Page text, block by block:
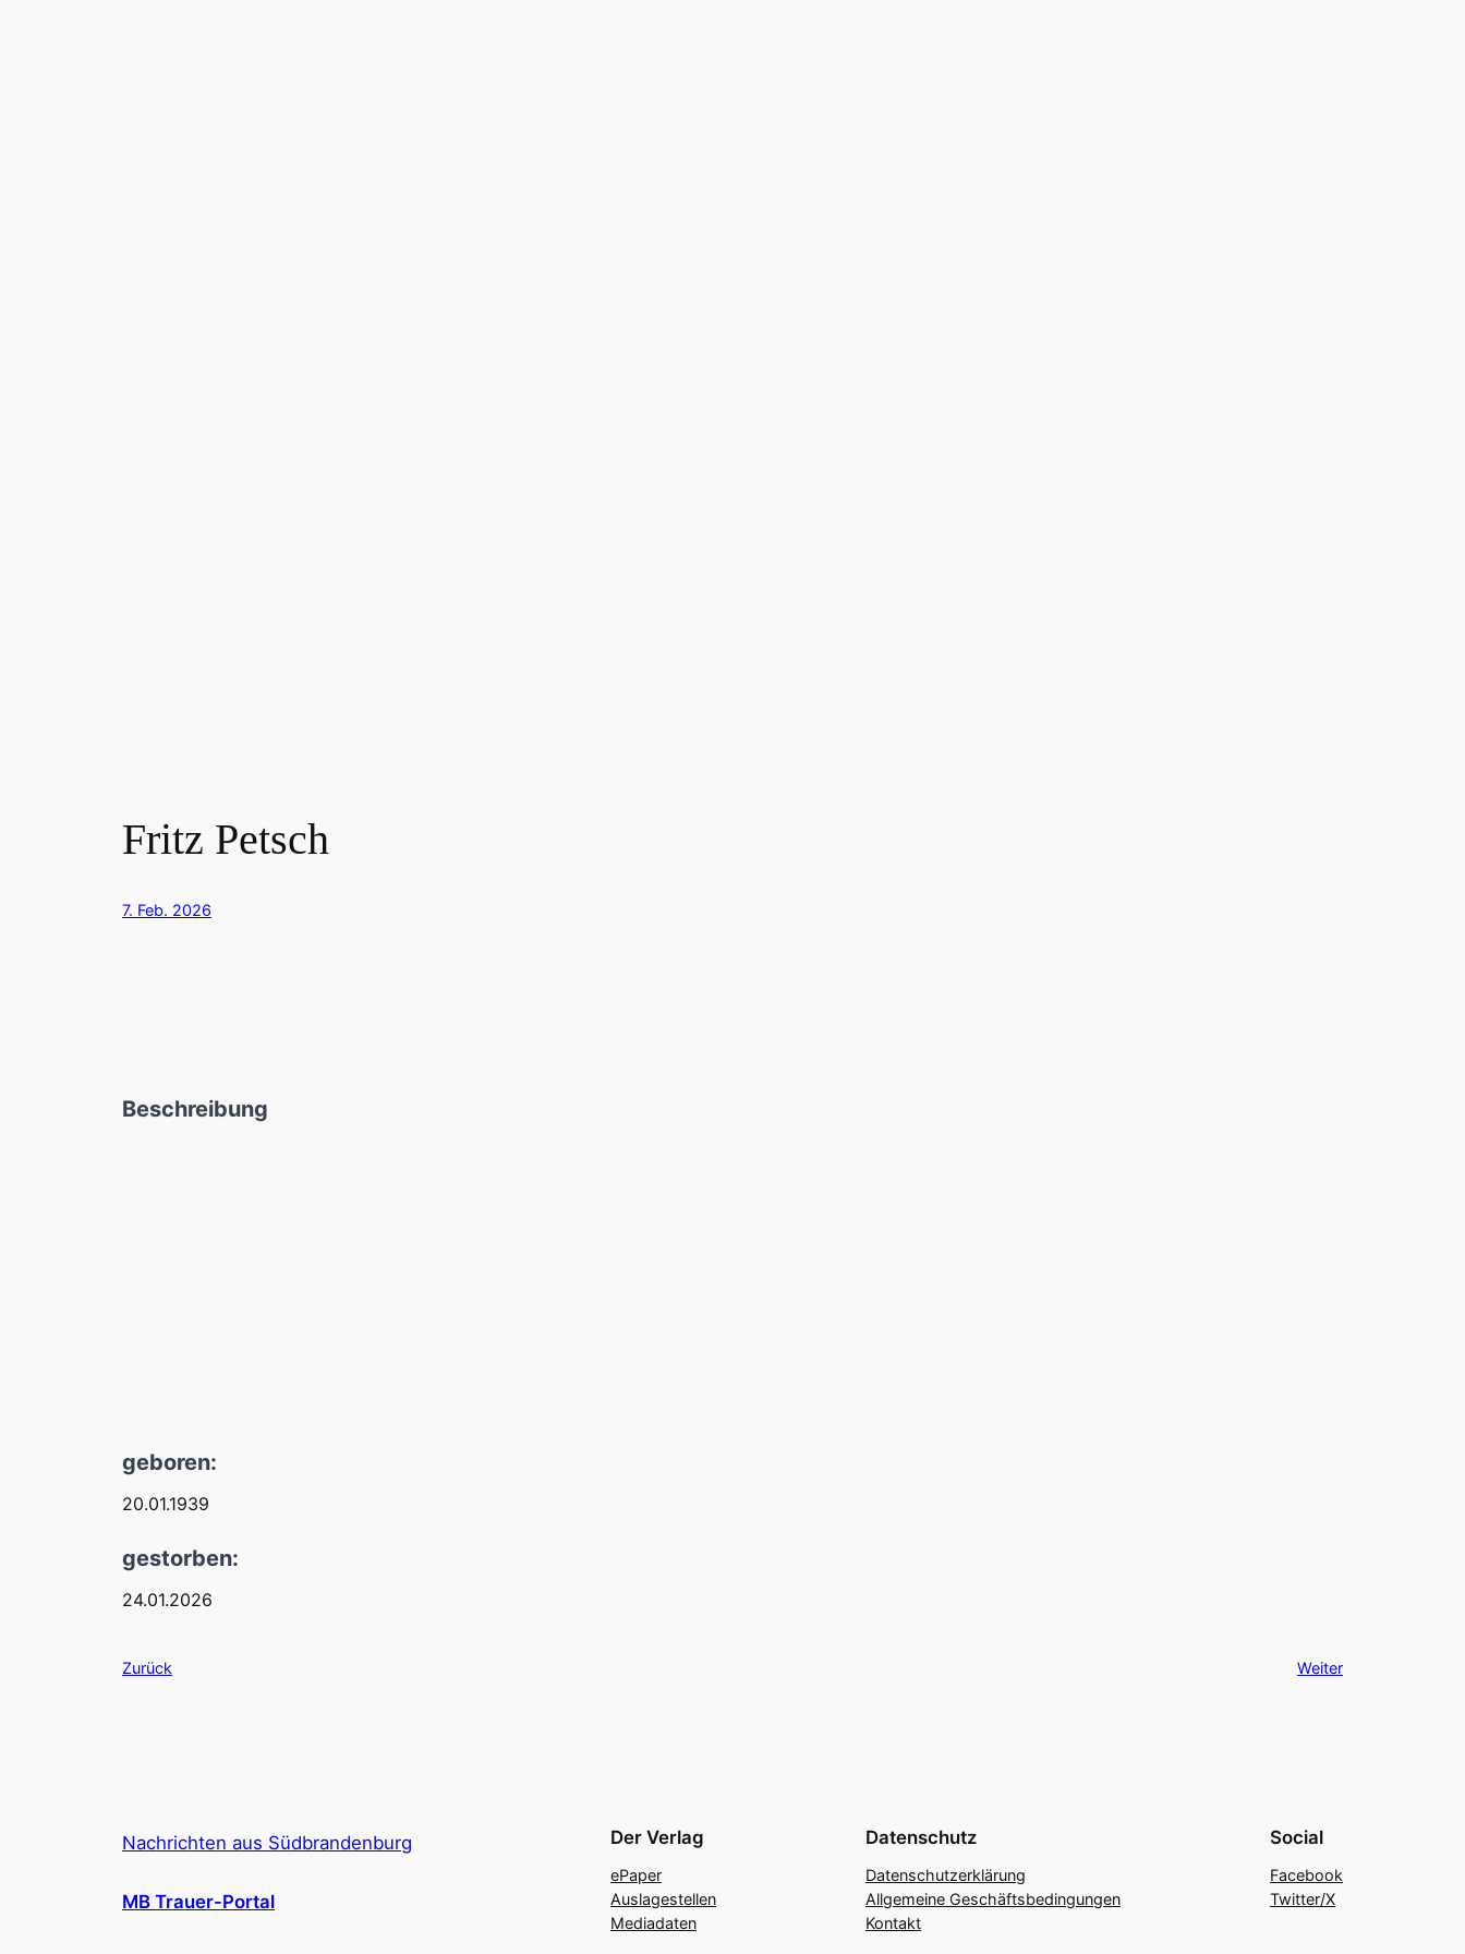
Fritz Petsch
7. Feb. 2026
Beschreibung
geboren:
20.01.1939
gestorben:
24.01.2026
Zurück Weiter
Nachrichten aus Südbrandenburg
MB Trauer-Portal
Der Verlag
ePaper
Auslagestellen
Mediadaten
Datenschutz
Datenschutzerklärung
Allgemeine Geschäftsbedingungen
Kontakt
Social
Facebook
Twitter/X